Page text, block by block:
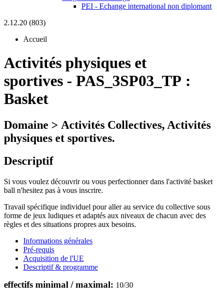
PEI - Echange international non diplomant
2.12.20 (803)
Accueil
Activités physiques et
sportives - PAS_3SP03_TP :
Basket
Domaine > Activités Collectives, Activités
physiques et sportives.
Descriptif
Si vous voulez découvrir ou vous perfectionner dans l'activité basket
ball n'hesitez pas à vous inscrire.
Travail spécifique individuel pour aller au service du collective sous
forme de jeux ludiques et adaptés aux niveaux de chacun avec des
règles et des situations propres aux besoins.
Informations générales
Pré-requis
Acquisition de l'UE
Descriptif & programme
effectifs minimal / maximal: 10/30